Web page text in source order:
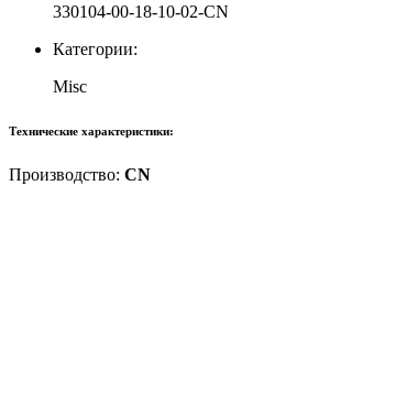
330104-00-18-10-02-CN
Категории:
Misc
Технические характеристики:
Производство: CN